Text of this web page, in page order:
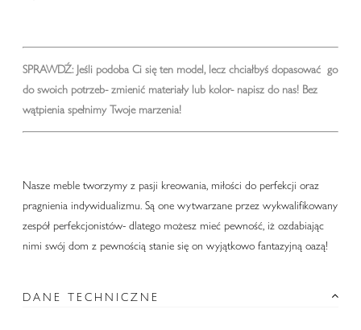
SPRAWDŹ: Jeśli podoba Ci się ten model, lecz chciałbyś dopasować go
do swoich potrzeb- zmienić materiały lub kolor- napisz do nas! Bez
wątpienia spełnimy Twoje marzenia!
Nasze meble tworzymy z pasji kreowania, miłości do perfekcji oraz
pragnienia indywidualizmu. Są one wytwarzane przez wykwalifikowany
zespół perfekcjonistów- dlatego możesz mieć pewność, iż ozdabiając
nimi swój dom z pewnością stanie się on wyjątkowo fantazyjną oazą!
DANE TECHNICZNE